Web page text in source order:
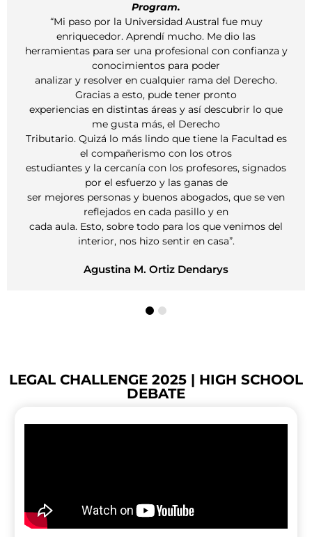
Universidad Austral fue muy
Aprendí mucho. Me dio las
una profesional con confianza y
para poder
en cualquier rama del Derecho.
esto, pude tener pronto
áreas y así descubrir lo que
más, el Derecho
más lindo que tiene la Facultad es
con los otros
con los profesores, signados
y las ganas de
y buenos abogados, que se ven
en cada pasillo y en
todo para los que venimos del
hizo sentir en casa”.
M. Ortiz Dendarys
of the
Group,
LL.P.,
“En la
lógicamente, para
lógica a los
trabajando en
LEGAL CHALLENGE 2025 | HIGH SCHOOL
DEBATE